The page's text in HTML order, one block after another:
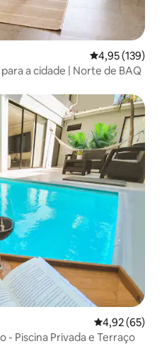
4,95 de uma
4,95 (139)
a cidade | Norte de BAQ
4,92 de uma
4,92 (65)
- Piscina Privada e Terraço